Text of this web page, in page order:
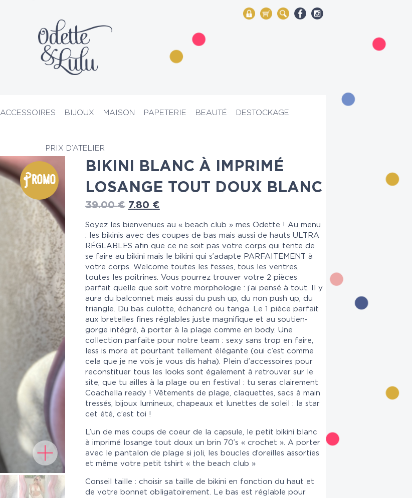
My Account
Mon panier
Rechercher
ACCESSOIRES BIJOUX MAISON PAPETERIE BEAUTÉ DESTOCKAGE
PRIX D’ATELIER
Promo
BIKINI BLANC À IMPRIMÉ
LOSANGE TOUT DOUX BLANC
39.00€ 7.80 €
Soyez les bienvenues au « beach club » mes Odette ! Au menu
: les bikinis avec des coupes de bas mais aussi de hauts ULTRA
RÉGLABLES afin que ce ne soit pas votre corps qui tente de
se faire au bikini mais le bikini qui s’adapte PARFAITEMENT à
votre corps. Welcome toutes les fesses, tous les ventres,
toutes les poitrines. Vous pourrez trouver votre 2 pièces
parfait quelle que soit votre morphologie : j’ai pensé à tout. Il y
aura du balconnet mais aussi du push up, du non push up, du
triangle. Du bas culotte, échancré ou tanga. Le 1 pièce parfait
aux bretelles fines réglables juste magnifique et au soutien-
gorge intégré, à porter à la plage comme en body. Une
collection parfaite pour notre team : sexy sans trop en faire,
less is more et pourtant tellement élégante (oui c’est comme
cela que je ne vois je vous dis haha). Plein d’accessoires pour
reconstituer tous les looks sont également à retrouver sur le
site, que tu ailles à la plage ou en festival : tu seras clairement
Coachella ready ! Vêtements de plage, claquettes, sacs à main
tressés, bijoux lumineux, chapeaux et lunettes de soleil : la star
cet été, c’est toi !
L’un de mes coups de coeur de la capsule, le petit bikini blanc
à imprimé losange tout doux un brin 70’s « crochet ». A porter
avec le pantalon de plage si joli, les boucles d’oreilles assorties
et même votre petit tshirt « the beach club »
Conseil taille : choisir sa taille de bikini en fonction du haut et
de votre bonnet obligatoirement. Le bas est réglable pour